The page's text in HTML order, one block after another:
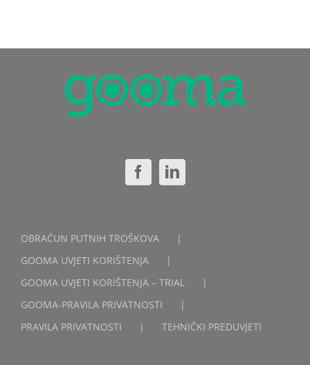
OBRAČUN PUTNIH TROŠKOVA
GOOMA UVJETI KORIŠTENJA
GOOMA UVJETI KORIŠTENJA – TRIAL
GOOMA-PRAVILA PRIVATNOSTI
PRAVILA PRIVATNOSTI
TEHNIČKI PREDUVJETI